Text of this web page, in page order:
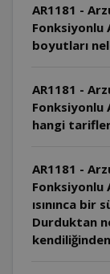
AR1181 -
Fonksiyonlu
boyutları
AR1181 -
Fonksiyonlu
hangi
AR1181 -
Fonksiyonlu
ısınınca bir
Durduktan